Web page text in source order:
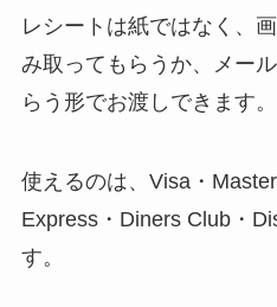
レシートは紙ではなく、
み取ってもらうか、メー
らう形でお渡しできます。
使えるのは、Visa・
Express・Diners Club・
す。